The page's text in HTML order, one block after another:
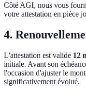
Côté AGI, nous vous
votre attestation en pièce
4.
L'attestation est valide 12
initiale. Avant son
l'occasion d'ajuster le
significativement évolué.